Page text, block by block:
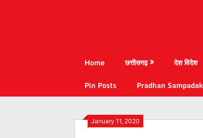
Home छत्तीसगढ़ देश विदेश
Pin Posts
Pradhan Sampadak
January 11, 2020